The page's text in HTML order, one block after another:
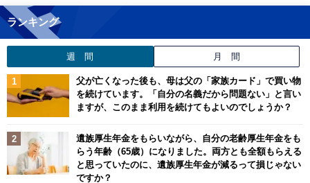
ランキング
週 間 月 間
父が亡くなった後も、母は父の「家族カード」で買い物
を続けています。「自分の名義だから問題ない」と言い
ますが、このまま利用を続けてもよいのでしょうか？
遺族厚生年金をもらいながら、自分の老齢厚生年金をも
らう年齢（65歳）になりました。両方とも全額もらえる
と思っていたのに、遺族厚生年金が減るって損じゃない
ですか？